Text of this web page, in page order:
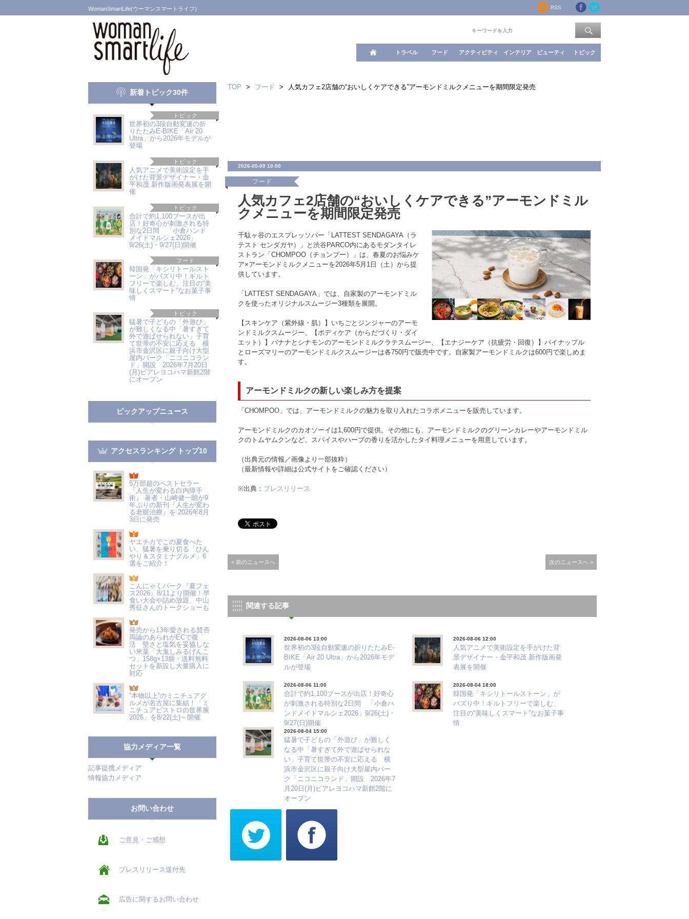
WomanSmartLife(ウーマンスマートライフ) RSS
トラベル フード アクティビティ インテリア ビューティ トピック
新着トピック30件
トピック
世界初の3段自動変速の折
りたたみE-BIKE「Air 20
Ultra」から2026年モデルが
登場
トピック
人気アニメで美術設定を手
がけた背景デザイナー・金
平和茂 新作版画発表展を開
催
トピック
合計で約1,100ブースが出
店！好奇心が刺激される特
別な2日間 「小倉ハンド
メイドマルシェ2026」
9/26(土)・9/27(日)開催
フード
韓国発「キシリトールスト
ーン」がバズり中！ギルト
フリーで楽しむ、注目の“美
味しくスマート”なお菓子事
情
トピック
猛暑で子どもの「外遊び」
が難しくなる中「暑すぎて
外で遊ばせられない」子育
て世帯の不安に応える 横
浜市金沢区に親子向け大型
屋内パーク「ニコニコラン
ド」開設 2026年7月20日
(月)ビアレヨコハマ新館2階
にオープン
ピックアップニュース
アクセスランキング トップ10
5万部超のベストセラー
『人生が変わる白内障手
術』 著者・山崎健一朗が9
年ぶりの新刊『人生が変わ
る老眼治療』を 2026年8月
3日に発売
ヤエチカでこの夏食べた
い、猛暑を乗り切る「ひん
やり＆スタミナグルメ」6
選をご紹介！
こんにゃくパーク『夏フェ
ス2026』8/11より開催！早
食い大会や詰め放題、中山
秀征さんのトークショーも
発売から13年愛される賛否
両論のあられがECで復
活 堅さと塩気を妥協しな
い米菓「大鬼しみるげんこ
つ」158g×13袋・送料無料
セットを新設し大量購入に
対応
“本物以上”のミニチュアグ
ルメが名古屋に集結！「ミ
ニチュアビストロの世界展
2026」を8/22(土)～開催
協力メディア一覧
記事提携メディア
情報協力メディア
お問い合わせ
ご意見・ご感想
プレスリリース送付先
広告に関するお問い合わせ
TOP > フード > 人気カフェ2店舗の“おいしくケアできる”アーモンドミルクメニューを期間限定発売
2026-05-09 10:00
フード
人気カフェ2店舗の“おいしくケアできる”アーモンドミル
クメニューを期間限定発売
千駄ヶ谷のエスプレッソバー「LATTEST SENDAGAYA（ラ
テスト センダガヤ）」と渋谷PARCO内にあるモダンタイレ
ストラン「CHOMPOO（チョンプー）」は、春夏のお悩みケ
ア×アーモンドミルクメニューを2026年5月1日（土）から提
供しています。
「LATTEST SENDAGAYA」では、自家製のアーモンドミル
クを使ったオリジナルスムージー3種類を展開。
【スキンケア（紫外線・肌）】いちごとジンジャーのアーモ
ンドミルクスムージー、【ボディケア（からだづくり・ダイ
エット）】バナナとシナモンのアーモンドミルクラテスムージー、【エナジーケア（抗疲労・回復）】パイナップル
とローズマリーのアーモンドミルクスムージーは各750円で販売中です。自家製アーモンドミルクは600円で楽しめま
す。
アーモンドミルクの新しい楽しみ方を提案
「CHOMPOO」では、アーモンドミルクの魅力を取り入れたコラボメニューを販売しています。
アーモンドミルクのカオソーイは1,600円で提供。その他にも、アーモンドミルクのグリーンカレーやアーモンドミル
クのトムヤムクンなど、スパイスやハーブの香りを活かしたタイ料理メニューを用意しています。
（出典元の情報／画像より一部抜粋）
（最新情報や詳細は公式サイトをご確認ください）
※出典： プレスリリース
< 前のニュースへ 次のニュースへ >
関連する記事
2026-08-06 13:00
世界初の3段自動変速の折りたたみE-
BIKE「Air 20 Ultra」から2026年モデ
ルが登場
2026-08-06 12:00
人気アニメで美術設定を手がけた背
景デザイナー・金平和茂 新作版画発
表展を開催
2026-08-06 11:00
合計で約1,100ブースが出店！好奇心
が刺激される特別な2日間 「小倉ハ
ンドメイドマルシェ2026」9/26(土)・
9/27(日)開催
2026-08-04 18:00
韓国発「キシリトールストーン」が
バズり中！ギルトフリーで楽しむ、
注目の“美味しくスマート”なお菓子事
情
2026-08-04 15:00
猛暑で子どもの「外遊び」が難しく
なる中「暑すぎて外で遊ばせられな
い」子育て世帯の不安に応える 横
浜市金沢区に親子向け大型屋内パー
ク「ニコニコランド」開設 2026年7
月20日(月)ビアレヨコハマ新館2階に
オープン